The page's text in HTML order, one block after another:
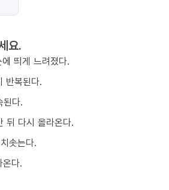
요.
에 띄게 느려졌다.
반복된다.
된다.
뒤 다시 올라온다.
솟는다.
다.